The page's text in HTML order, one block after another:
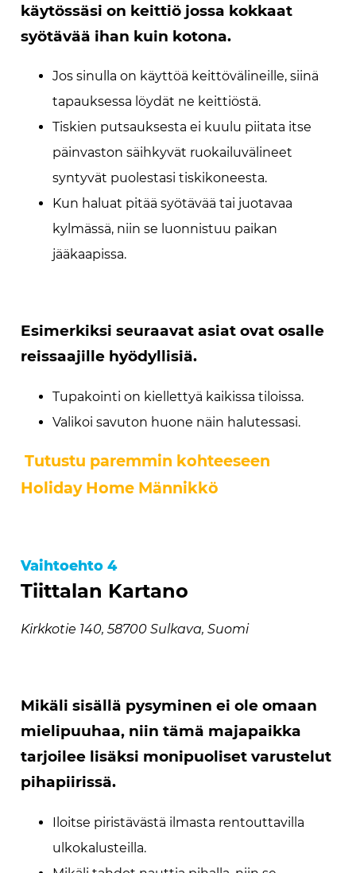
käytössäsi on keittiö jossa kokkaat
syötävää ihan kuin kotona.
Jos sinulla on käyttöä keittövälineille, siinä
tapauksessa löydät ne keittiöstä.
Tiskien putsauksesta ei kuulu piitata itse
päinvaston säihkyvät ruokailuvälineet
syntyvät puolestasi tiskikoneesta.
Kun haluat pitää syötävää tai juotavaa
kylmässä, niin se luonnistuu paikan
jääkaapissa.
Esimerkiksi seuraavat asiat ovat osalle
reissaajille hyödyllisiä.
Tupakointi on kiellettyä kaikissa tiloissa.
Valikoi savuton huone näin halutessasi.
Tutustu paremmin kohteeseen
Holiday Home Männikkö
Vaihtoehto 4
Tiittalan Kartano
Kirkkotie 140, 58700 Sulkava, Suomi
Mikäli sisällä pysyminen ei ole omaan
mielipuuhaa, niin tämä majapaikka
tarjoilee lisäksi monipuoliset varustelut
pihapiirissä.
Iloitse piristävästä ilmasta rentouttavilla
ulkokalusteilla.